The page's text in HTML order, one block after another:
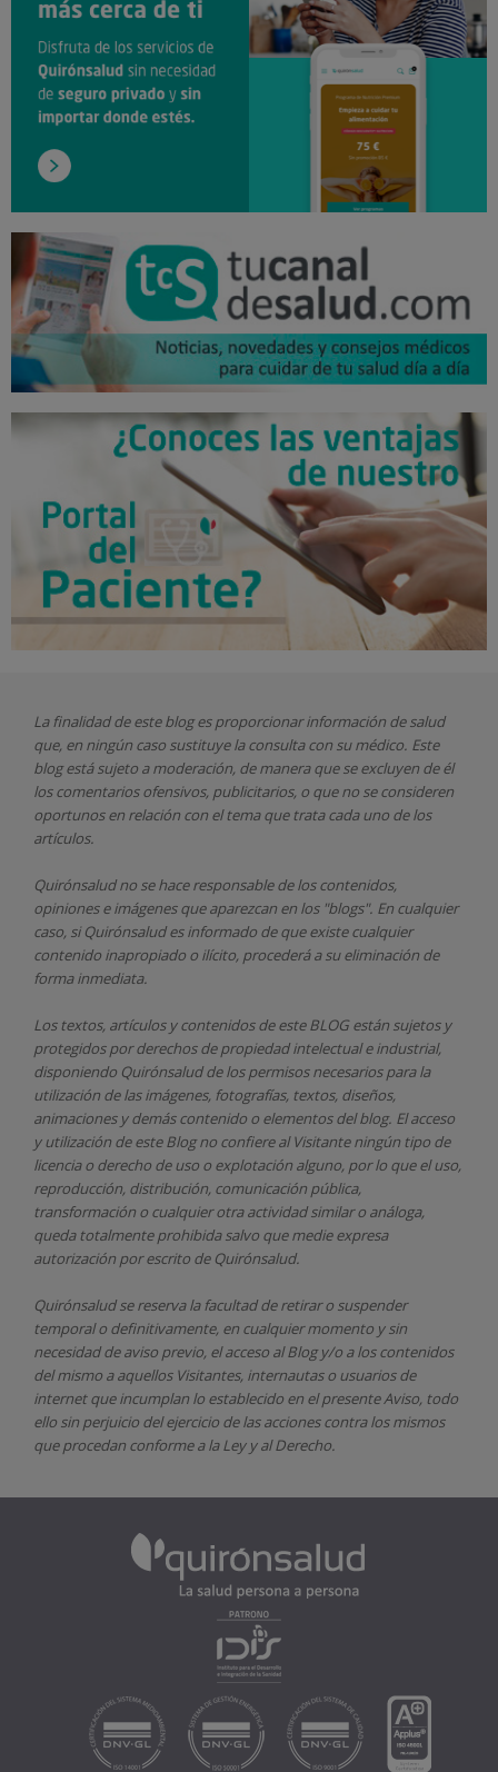
La finalidad de este blog es proporcionar información de salud
que, en ningún caso sustituye la consulta con su médico. Este
blog está sujeto a moderación, de manera que se excluyen de él
los comentarios ofensivos, publicitarios, o que no se consideren
oportunos en relación con el tema que trata cada uno de los
artículos.
Quirónsaludno se hace responsable de los contenidos,
opiniones e imágenes que aparezcan en los "blogs". En cualquier
caso, si Quirónsaludes informado de que existe cualquier
contenido inapropiado o ilícito, procederá a su eliminación de
forma inmediata.
Los textos, artículos y contenidos de este BLOG están sujetos y
protegidos por derechos de propiedad intelectual e industrial,
disponiendo Quirónsaludde los permisos necesarios para la
utilización de las imágenes, fotografías, textos, diseños,
animaciones y demás contenido o elementos del blog. El acceso
y utilización de este Blog no confiere al Visitante ningún tipo de
licencia o derecho de uso o explotación alguno, por lo que el uso,
reproducción, distribución, comunicación pública,
transformación o cualquier otra actividad similar o análoga,
queda totalmente prohibida salvo que medie expresa
autorización por escrito de Quirónsalud.
Quirónsaludse reserva la facultad de retirar o suspender
temporal o definitivamente, en cualquier momento y sin
necesidad de aviso previo, el acceso al Blog y/o a los contenidos
del mismo a aquellos Visitantes, internautas o usuarios de
internet que incumplan lo establecido en el presente Aviso, todo
ello sin perjuicio del ejercicio de las acciones contra los mismos
que procedan conforme a la Ley y al Derecho.